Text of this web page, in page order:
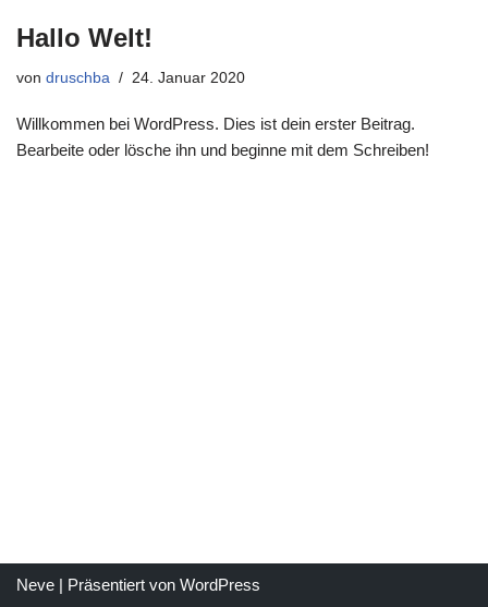
Hallo Welt!
von druschba 24. Januar 2020
Willkommen bei WordPress. Dies ist dein erster Beitrag.
Bearbeite oder lösche ihn und beginne mit dem Schreiben!
Neve | Präsentiert von WordPress